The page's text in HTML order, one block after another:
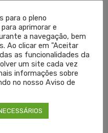
a partir do acesso
Em breve,
Espaço do Médico
estará disponível. O
equipe de TI do
para o pleno
aprimorar e
a navegação, bem
Ao clicar em "Aceitar
as funcionalidades da
um site cada vez
informações sobre
no nosso Aviso de